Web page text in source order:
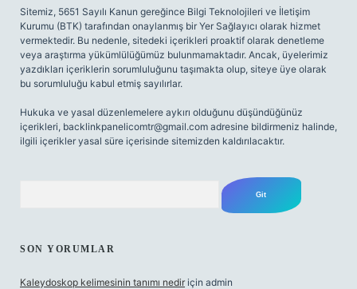
Sitemiz, 5651 Sayılı Kanun gereğince Bilgi Teknolojileri ve İletişim
Kurumu (BTK) tarafından onaylanmış bir Yer Sağlayıcı olarak hizmet
vermektedir. Bu nedenle, sitedeki içerikleri proaktif olarak denetleme
veya araştırma yükümlülüğümüz bulunmamaktadır. Ancak, üyelerimiz
yazdıkları içeriklerin sorumluluğunu taşımakta olup, siteye üye olarak
bu sorumluluğu kabul etmiş sayılırlar.
Hukuka ve yasal düzenlemelere aykırı olduğunu düşündüğünüz
içerikleri, backlinkpanelicomtr@gmail.com adresine bildirmeniz halinde,
ilgili içerikler yasal süre içerisinde sitemizden kaldırılacaktır.
SON YORUMLAR
Kaleydoskop kelimesinin tanımı nedir için admin